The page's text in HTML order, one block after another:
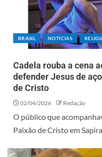
BRASIL NOTÍCIAS
Cadela rouba a cena
defender Jesus de
de Cristo
02/04/2026 Redação
O público que
Paixão de Cristo em